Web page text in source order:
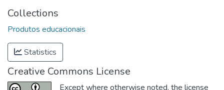
Collections
Produtos educacionais
Statistics
Creative Commons License
Except where otherwise noted, the license